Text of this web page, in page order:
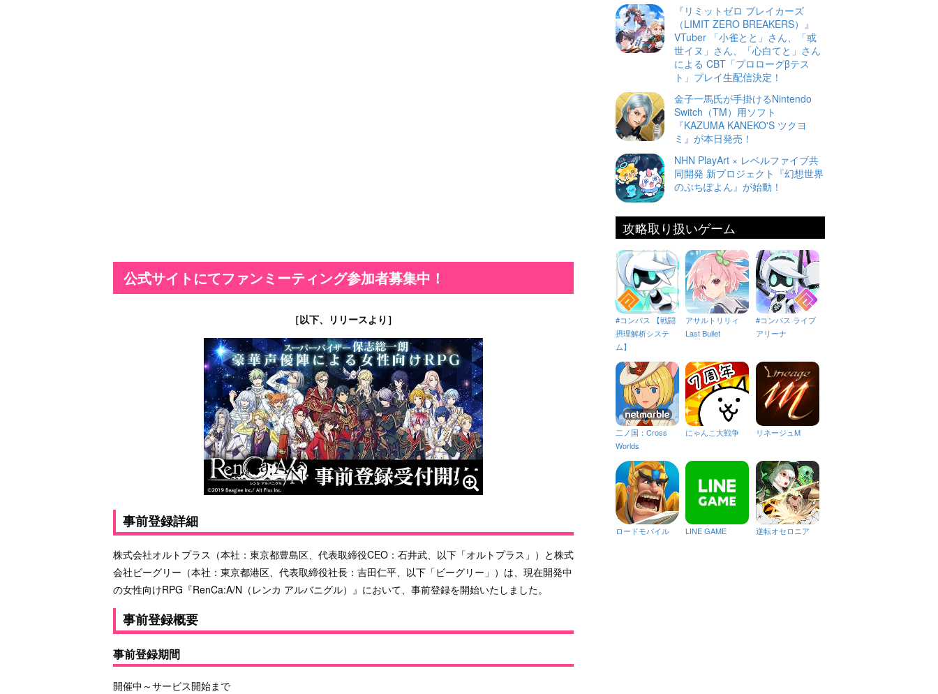
公式サイトにてファンミーティング参加者募集中！
［以下、リリースより］
事前登録詳細
株式会社オルトプラス（本社：東京都豊島区、代表取締役CEO：石井武、以下「オルトプラス」）と株式
会社ビーグリー（本社：東京都港区、代表取締役社長：吉田仁平、以下「ビーグリー」）は、現在開発中
の女性向けRPG『RenCa:A/N（レンカ アルバニグル）』において、事前登録を開始いたしました。
事前登録概要
事前登録期間
開催中～サービス開始まで
『リミットゼロ ブレイカーズ
（LIMIT ZERO BREAKERS）』
VTuber 「小雀とと」さん、「或
世イヌ」さん、「心白てと」さん
による CBT「プロローグβテス
ト」プレイ生配信決定！
金子一馬氏が手掛けるNintendo
Switch（TM）用ソフト
『KAZUMA KANEKO'S ツクヨ
ミ』が本日発売！
NHN PlayArt × レベルファイブ共
同開発 新プロジェクト『幻想世界
のぷちぽよん』が始動！
攻略取り扱いゲーム
#コンパス 【戦闘
摂理解析システ
ム】
アサルトリリィ
Last Bullet
#コンパス ライブ
アリーナ
二ノ国：Cross
Worlds
にゃんこ大戦争 リネージュM
ロードモバイル LINE GAME 逆転オセロニア